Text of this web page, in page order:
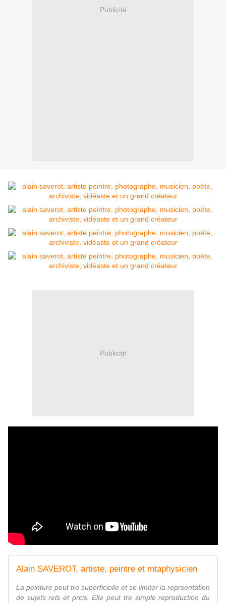
Publicité
Publicité
Alain SAVEROT, artiste, peintre et mtaphysicien
La peinture peut tre superficielle et se limiter la reprsentation
de sujets rels et prcis. Elle peut tre simple reproduction du